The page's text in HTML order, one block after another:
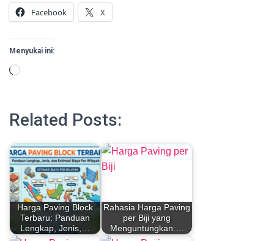
Facebook X
Menyukai ini:
Memuat...
Related Posts:
Harga Paving Block
Terbaru: Panduan
Lengkap, Jenis,…
Rahasia Harga Paving
per Biji yang
Menguntungkan:…